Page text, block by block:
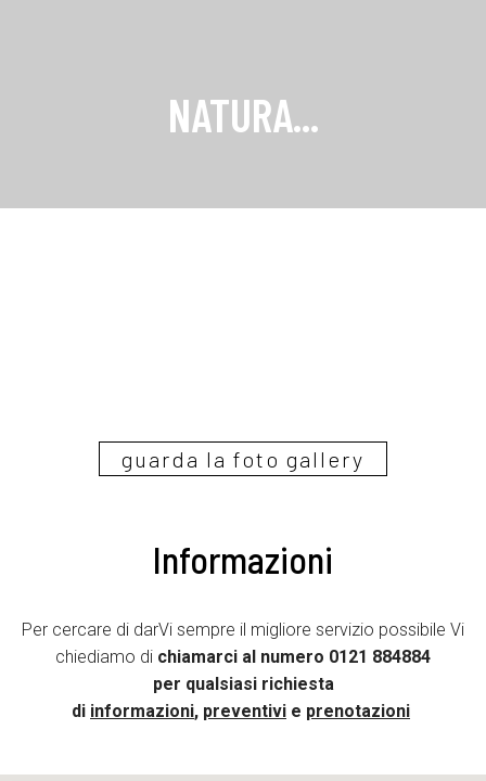
CONFERENZE
NATURA...
guarda la foto gallery
Informazioni
Per cercare di darVi sempre il migliore servizio possibile Vi
chiediamo di chiamarci al numero 0121 884884
per qualsiasi richiesta
di informazioni, preventivi e prenotazioni